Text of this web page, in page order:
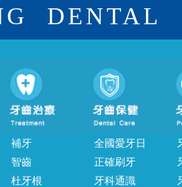
DENTAL
補牙
智齒
杜牙根
全國愛牙日
正確刷牙
牙科通識